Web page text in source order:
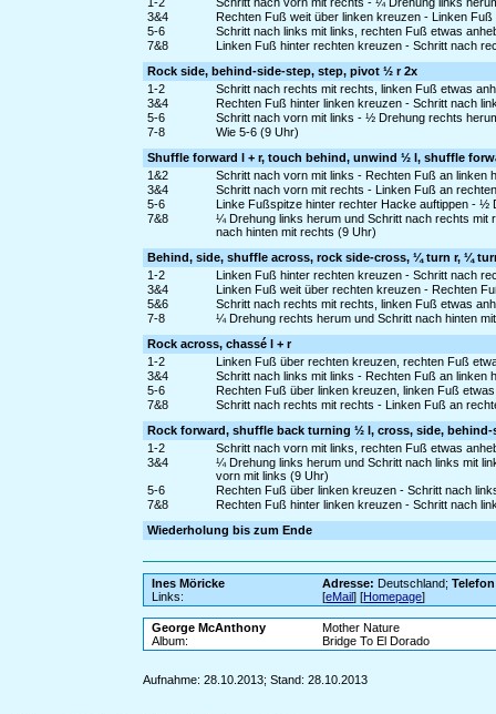
3&4
Rechten Fuß weit über linken kreuzen - Linken
5-6
Schritt nach links mit links, rechten Fuß etwas
7&8
Linken Fuß hinter rechten kreuzen - Schritt nach
Rock side, behind-side-step, step, pivot ½ r 2x
1-2
Schritt nach rechts mit rechts, linken Fuß etwas
3&4
Rechten Fuß hinter linken kreuzen - Schritt nach
5-6
Schritt nach vorn mit links - ½ Drehung rechts
7-8
Wie 5-6 (9 Uhr)
Shuffle forward l + r, touch behind, unwind ½ l, shuffle
1&2
Schritt nach vorn mit links - Rechten Fuß an linken
3&4
Schritt nach vorn mit rechts - Linken Fuß an
5-6
Linke Fußspitze hinter rechter Hacke auftippen - ½
7&8
¼ Drehung links herum und Schritt nach rechts
nach hinten mit rechts (9 Uhr)
Behind, side, shuffle across, rock side-cross, ¼ turn r, ¼
1-2
Linken Fuß hinter rechten kreuzen - Schritt nach
3&4
Linken Fuß weit über rechten kreuzen - Rechten
5&6
Schritt nach rechts mit rechts, linken Fuß etwas
7-8
¼ Drehung rechts herum und Schritt nach hinten
Rock across, chassé l + r
1-2
Linken Fuß über rechten kreuzen, rechten Fuß
3&4
Schritt nach links mit links - Rechten Fuß an linken
5-6
Rechten Fuß über linken kreuzen, linken Fuß
7&8
Schritt nach rechts mit rechts - Linken Fuß an
Rock forward, shuffle back turning ½ l, cross, side, behind-
1-2
Schritt nach vorn mit links, rechten Fuß etwas
3&4
¼ Drehung links herum und Schritt nach links mit
vorn mit links (9 Uhr)
5-6
Rechten Fuß über linken kreuzen - Schritt nach
7&8
Rechten Fuß hinter linken kreuzen - Schritt nach
Wiederholung bis zum Ende
Ines Möricke Adresse: Deutschland;
Links:
[eMail] [Homepage]
George McAnthony
Mother Nature
Album:
Bridge To El Dorado
Aufnahme: 28.10.2013; Stand: 28.10.2013